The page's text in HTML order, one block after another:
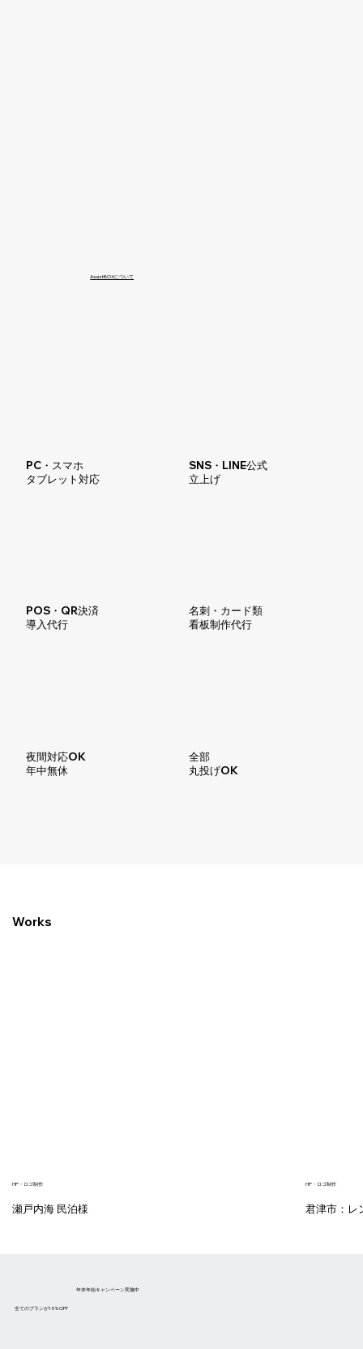
AssistBOXについて
PC・スマホ
タブレット対応
SNS・LINE公式
​立上げ
POS・QR決済
​導入代行
名刺・カード類
​看板制作代行
夜間対応OK
​年中無休
全部
丸投げOK
Works
HP・ロゴ制作
瀬戸内海 民泊様
HP・ロゴ制作
君津市：レ
年末年始キャンペーン実施中
全てのプランが15％OFF